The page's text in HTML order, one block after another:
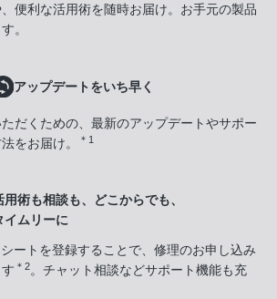
便利な活用術を随時お届け。お手元の製品
。
アップデートをいち早く
だくための、最新のアップデートやサポー
をお届け。
＊1
用術も相談も、どこからでも、
イムリーに
ートを登録することで、修理のお申し込み
＊2。チャット相談などサポート機能も充